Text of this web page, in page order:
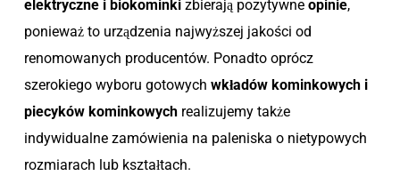
elektryczne i biokominkizbierają pozytywne opinie,
ponieważ to urządzenia najwyższej jakości od
renomowanych producentów. Ponadto oprócz
szerokiego wyboru gotowych wkładów kominkowych i
piecyków kominkowych realizujemy także
indywidualne zamówienia na paleniska o nietypowych
rozmiarach lub kształtach.